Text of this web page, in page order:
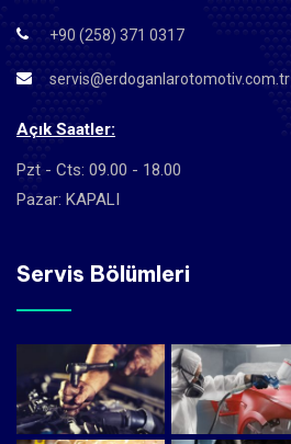
+90 (258) 371 0317
servis@erdoganlarotomotiv.com.tr
Açık Saatler:
Pzt - Cts: 09.00 - 18.00
Pazar: KAPALI
Servis Bölümleri